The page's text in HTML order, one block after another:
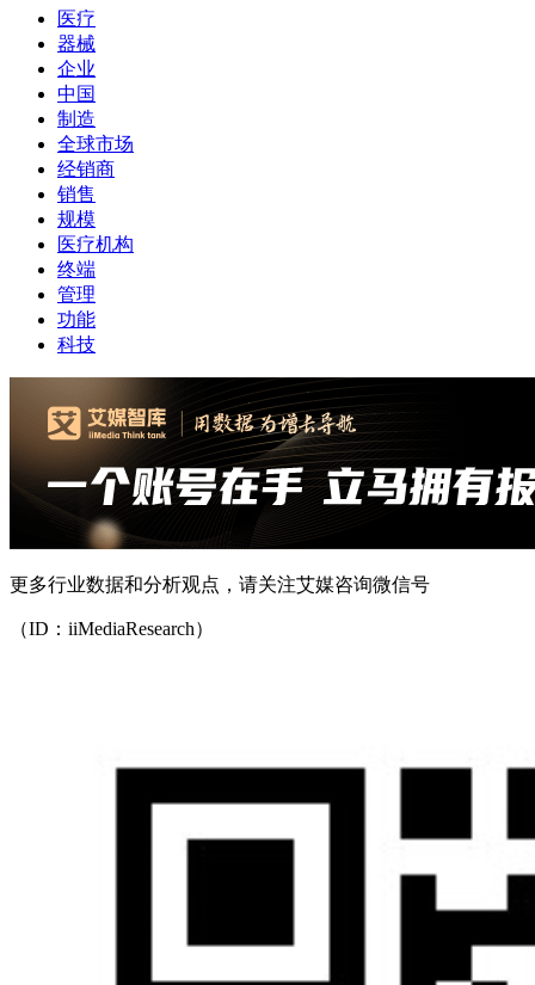
医疗
器械
企业
中国
制造
全球市场
经销商
销售
规模
医疗机构
终端
管理
功能
科技
更多行业数据和分析观点，请关注艾媒咨询微信号
（ID：iiMediaResearch）